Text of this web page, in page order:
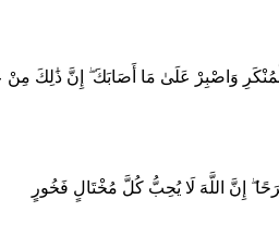
وَاصْبِرْ عَلَىٰ مَا أَصَابَكَ ۖ إِنَّ ذَٰلِكَ مِنْ
إِنَّ اللَّهَ لَا يُحِبُّ كُلَّ مُخْتَالٍ فَخُورٍ